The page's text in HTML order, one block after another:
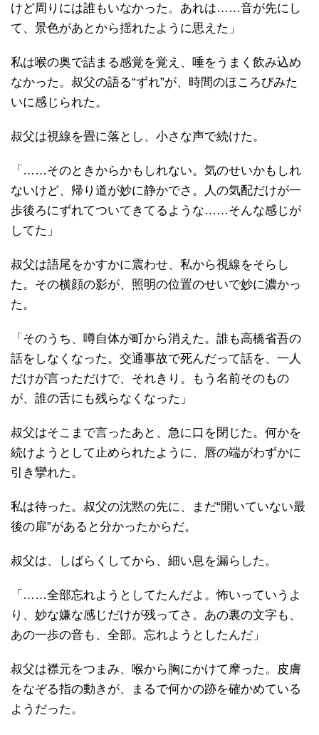
けど周りには誰もいなかった。あれは……音が先にし
て、景色があとから揺れたように思えた」
私は喉の奥で詰まる感覚を覚え、唾をうまく飲み込め
なかった。叔父の語る“ずれ”が、時間のほころびみた
いに感じられた。
叔父は視線を畳に落とし、小さな声で続けた。
「……そのときからかもしれない。気のせいかもしれ
ないけど、帰り道が妙に静かでさ。人の気配だけが一
歩後ろにずれてついてきてるような……そんな感じが
してた」
叔父は語尾をかすかに震わせ、私から視線をそらし
た。その横顔の影が、照明の位置のせいで妙に濃かっ
た。
「そのうち、噂自体が町から消えた。誰も高橋省吾の
話をしなくなった。交通事故で死んだって話を、一人
だけが言っただけで、それきり。もう名前そのもの
が、誰の舌にも残らなくなった」
叔父はそこまで言ったあと、急に口を閉じた。何かを
続けようとして止められたように、唇の端がわずかに
引き攣れた。
私は待った。叔父の沈黙の先に、まだ“開いていない最
後の扉”があると分かったからだ。
叔父は、しばらくしてから、細い息を漏らした。
「……全部忘れようとしてたんだよ。怖いっていうよ
り、妙な嫌な感じだけが残ってさ。あの裏の文字も、
あの一歩の音も、全部。忘れようとしたんだ」
叔父は襟元をつまみ、喉から胸にかけて摩った。皮膚
をなぞる指の動きが、まるで何かの跡を確かめている
ようだった。